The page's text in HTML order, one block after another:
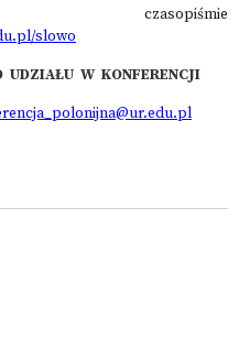
slowo
UDZIAŁU W KONFERENCJI